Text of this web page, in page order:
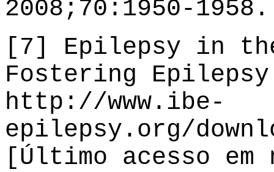
2008;70:1950-1958.
[7] Epilepsy in the
Fostering
http://www.ibe-
epilepsy.org/
[Último acesso em